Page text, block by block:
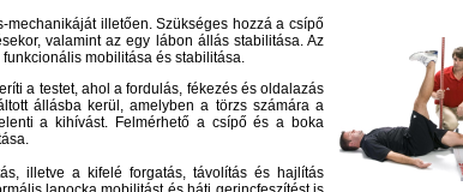
mechanikáját illetően. Szükséges hozzá a csípő
valamint az egy lábon állás stabilitása. Az
mobilitása és stabilitása.
a testet, ahol a fordulás, fékezés és oldalazás
állásba kerül, amelyben a törzs számára a
a kihívást. Felmérhető a csípő és a boka
illetve a kifelé forgatás, távolítás és hajlítás